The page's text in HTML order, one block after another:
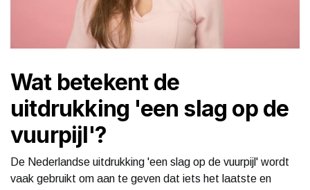
Wat betekent de
uitdrukking 'een slag op de
vuurpijl'?
De Nederlandse uitdrukking 'een slag op de vuurpijl' wordt
vaak gebruikt om aan te geven dat iets het laatste en